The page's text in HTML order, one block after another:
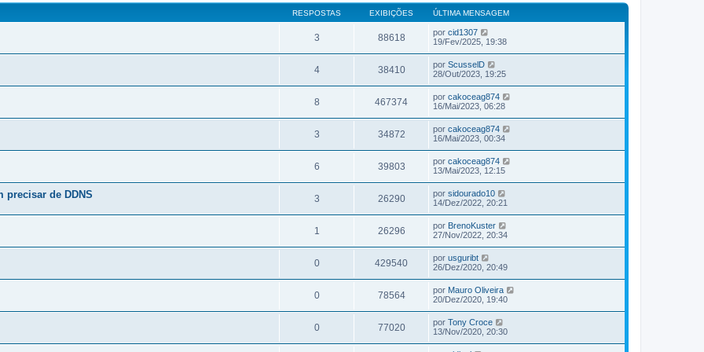
RESPOSTAS EXIBIÇÕES ÚLTIMA MENSAGEM
3 88618 por cid1307
19/Fev/2025, 19:38
4 38410 por ScusselD
28/Out/2023, 19:25
8 467374 por cakoceag874
16/Mai/2023, 06:28
3 34872 por cakoceag874
16/Mai/2023, 00:34
6 39803 por cakoceag874
13/Mai/2023, 12:15
precisar de DDNS 3 26290 por sidourado10
14/Dez/2022, 20:21
1 26296 por BrenoKuster
27/Nov/2022, 20:34
0 429540 por usguribt
26/Dez/2020, 20:49
0 78564 por Mauro Oliveira
20/Dez/2020, 19:40
0 77020 por Tony Croce
13/Nov/2020, 20:30